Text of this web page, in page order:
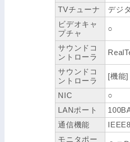
TVチューナ
デジ
ビデオキャ
プチャ
○
サウンドコ
ントローラ
サウンドコ
ントローラ
[機能
NIC
○
LANポート
通信機能
モニタポー